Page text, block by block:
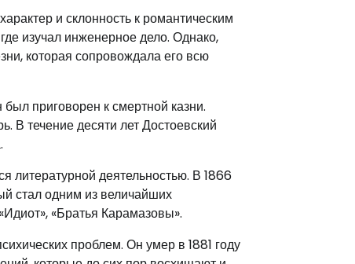
и склонность к романтическим
изучал инженерное дело. Однако,
которая сопровождала его всю
приговорен к смертной казни.
В течение десяти лет Достоевский
литературной деятельностью. В 1866
стал одним из величайших
«Братья Карамазовы».
проблем. Он умер в 1881 году